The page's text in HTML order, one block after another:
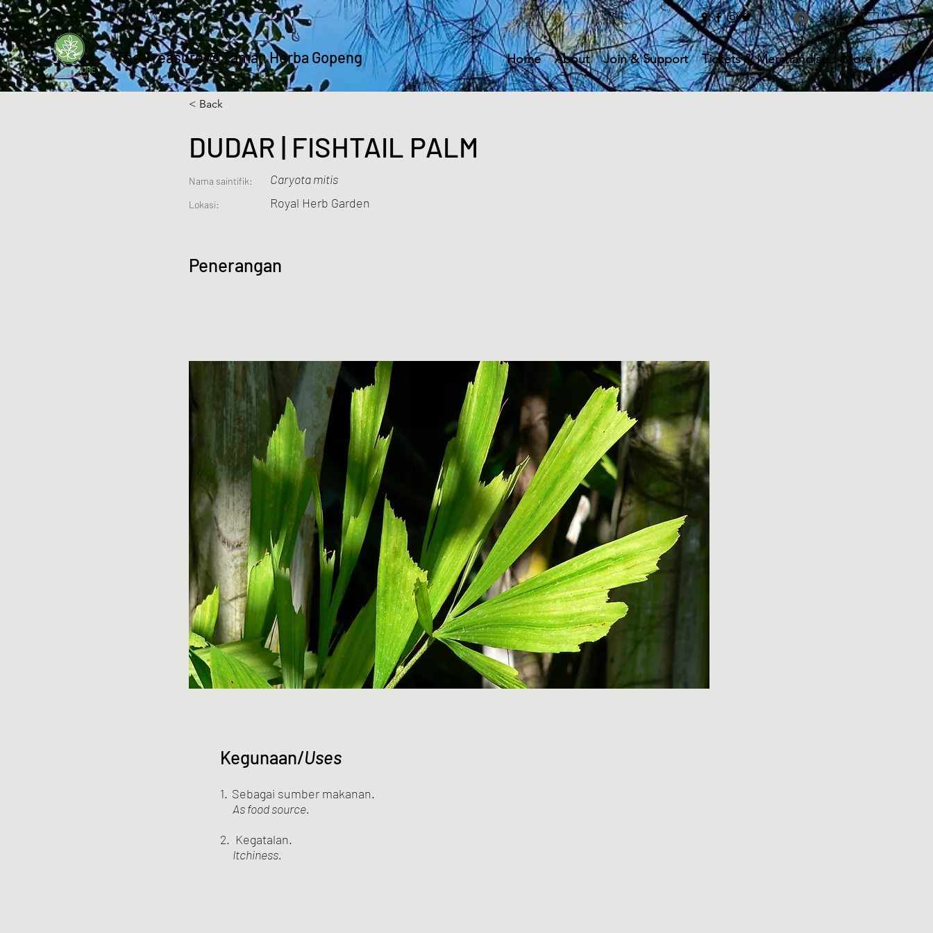
Log In
The Treasure @ Taman Herba Gopeng Home About Join & Support Tickets & Merchandise More
< Back
DUDAR | FISHTAIL PALM
Nama saintifik: Caryota mitis
Lokasi: Royal Herb Garden
Penerangan
Kegunaan/Uses
1. Sebagai sumber makanan.
As food source.
2. Kegatalan.
Itchiness.